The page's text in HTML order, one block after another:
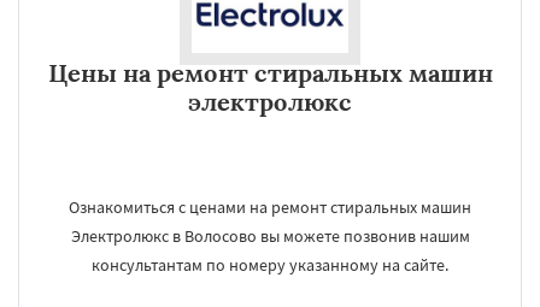
Цены на ремонт стиральных машин
электролюкс
Ознакомиться с ценами на ремонт стиральных машин
Электролюкс в Волосово вы можете позвонив нашим
консультантам по номеру указанному на сайте.